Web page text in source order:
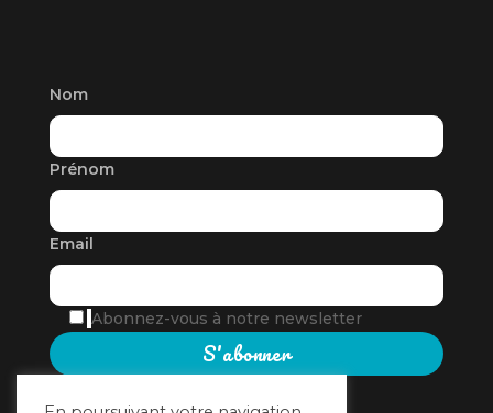
Nom
Prénom
Email
Abonnez-vous à notre newsletter